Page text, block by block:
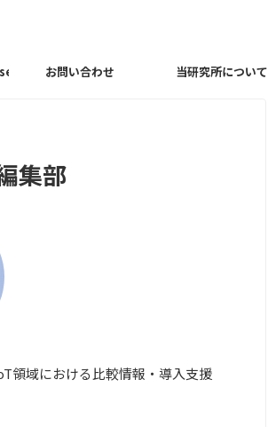
Connectお問い合わせ 当研究所について
集部
領域における比較情報・導入支援